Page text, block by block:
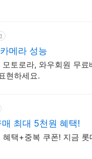
메라 성능
토로라, 와우회원 무
현하세요.
최대 5천원 혜택!
택+중복 쿠폰! 지금 롯